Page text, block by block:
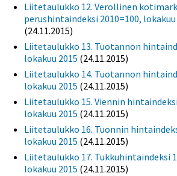
Liitetaulukko 12. Verollinen
perushintaindeksi 2010=100, lokakuu
(24.11.2015)
Liitetaulukko 13. Tuotannon
lokakuu 2015 (24.11.2015)
Liitetaulukko 14. Tuotannon
lokakuu 2015 (24.11.2015)
Liitetaulukko 15. Viennin
lokakuu 2015 (24.11.2015)
Liitetaulukko 16. Tuonnin
lokakuu 2015 (24.11.2015)
Liitetaulukko 17. Tukkuhintaindeksi
lokakuu 2015 (24.11.2015)